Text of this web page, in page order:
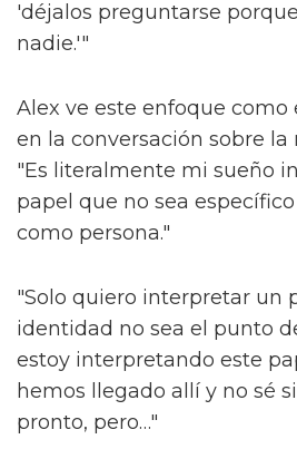
Alex argumenta que fuera
de los espectáculos de
asimilen un papel
ninguna libertad creativa,
camino de la narración